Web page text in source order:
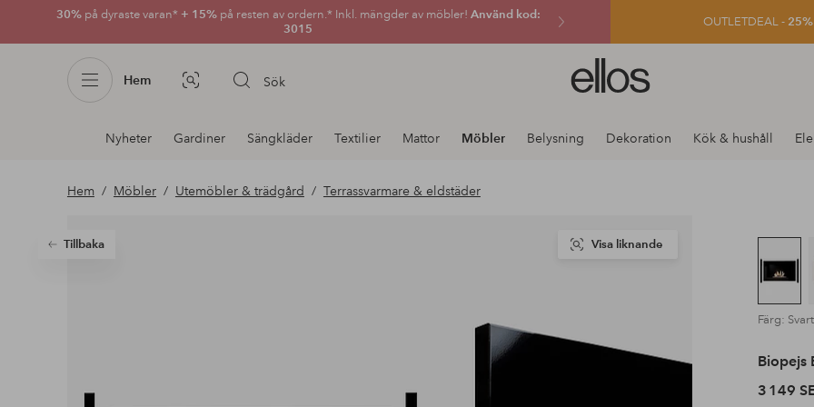
30% på dyraste varan* + 15% på resten av ordern.* Inkl. mängder av möbler! Använd kod:
3015
OUTLETDEAL -
Hem Bildsök Sök
Ellos
logotyp
gå
Avdelnings
navigation
Nyheter Gardiner Sängkläder Textilier Mattor Möbler Belysning Dekoration Kök & hushåll
Hem Möbler Utemöbler & trädgård Terrassvarmare & eldstäder
Tillbaka Visa liknande
Färg:
Biopejs
3 149